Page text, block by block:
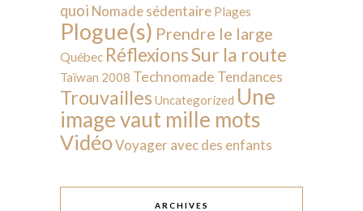
quoi Nomade sédentaire Plages
Plogue(s) Prendre le large
Québec RéflexionsSur la route
Taïwan 2008 Technomade Tendances
Trouvailles Uncategorized Une
image vaut mille mots
VidéoVoyager avec des enfants
ARCHIVES